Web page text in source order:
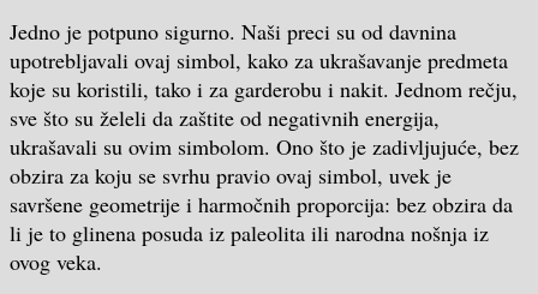
Jedno je potpuno sigurno. Naši preci su od davnina
upotrebljavali ovaj simbol, kako za ukrašavanje predmeta
koje su koristili, tako i za garderobu i nakit. Jednom rečju,
sve što su želeli da zaštite od negativnih energija,
ukrašavali su ovim simbolom. Ono što je zadivljujuće, bez
obzira za koju se svrhu pravio ovaj simbol, uvek je
savršene geometrije i harmočnih proporcija: bez obzira da
li je to glinena posuda iz paleolita ili narodna nošnja iz
ovog veka.